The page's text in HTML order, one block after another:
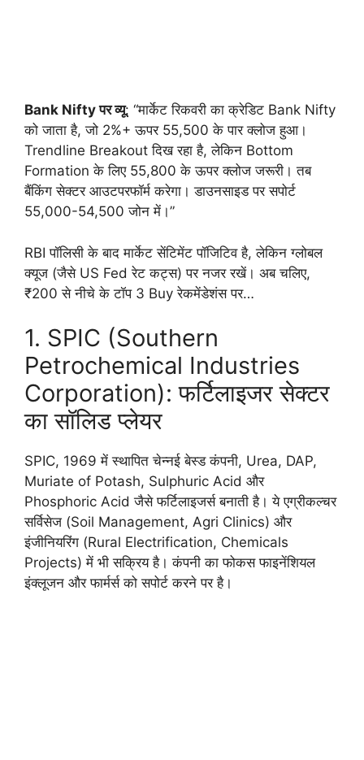
Bank Nifty पर व्यू: “मार्केट रिकवरी का क्रेडिट Bank Nifty
को जाता है, जो 2%+ ऊपर 55,500 के पार क्लोज हुआ।
Trendline Breakout दिख रहा है, लेकिन Bottom
Formation के लिए 55,800 के ऊपर क्लोज जरूरी। तब
बैंकिंग सेक्टर आउटपरफॉर्म करेगा। डाउनसाइड पर सपोर्ट
55,000-54,500 जोन में।”
RBI पॉलिसी के बाद मार्केट सेंटिमेंट पॉजिटिव है, लेकिन ग्लोबल
क्यूज (जैसे US Fed रेट कट्स) पर नजर रखें। अब चलिए,
₹200 से नीचे के टॉप 3 Buy रेकमेंडेशंस पर…
1. SPIC (Southern
Petrochemical Industries
Corporation): फर्टिलाइजर सेक्टर
का सॉलिड प्लेयर
SPIC, 1969 में स्थापित चेन्नई बेस्ड कंपनी, Urea, DAP,
Muriate of Potash, Sulphuric Acid और
Phosphoric Acid जैसे फर्टिलाइजर्स बनाती है। ये एग्रीकल्चर
सर्विसेज (Soil Management, Agri Clinics) और
इंजीनियरिंग (Rural Electrification, Chemicals
Projects) में भी सक्रिय है। कंपनी का फोकस फाइनेंशियल
इंक्लूजन और फार्मर्स को सपोर्ट करने पर है।